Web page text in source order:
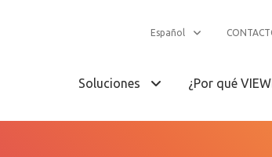
Español
Soluciones ¿Por qué